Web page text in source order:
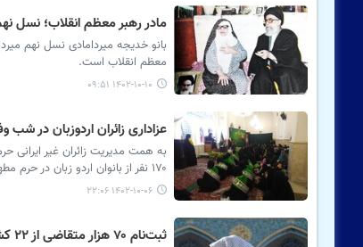
مادر رهبر معظم انقلاب؛ نسل
معظم انقلاب است.
۱۴۰۲-۱۰-۱۰ ۰۹:۵۱
عزاداری زائران اردوزبان در
به همت مدیریت زائران غیر
۱۷۰ نفر از بانوان اردو زبان در حرم مطهر رضوی برگزار شد.
۱۴۰۲-۱۰-۰۶ ۲۲:۰۶
ثبت‌نام ۷۰ هزار متقاضی از ۲۲ کشور جهان برای شرکت در اعتکاف حرم مطهر رضوی